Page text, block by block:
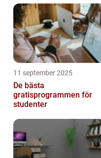
11 september 2025
De bästa
gratisprogrammen för
studenter